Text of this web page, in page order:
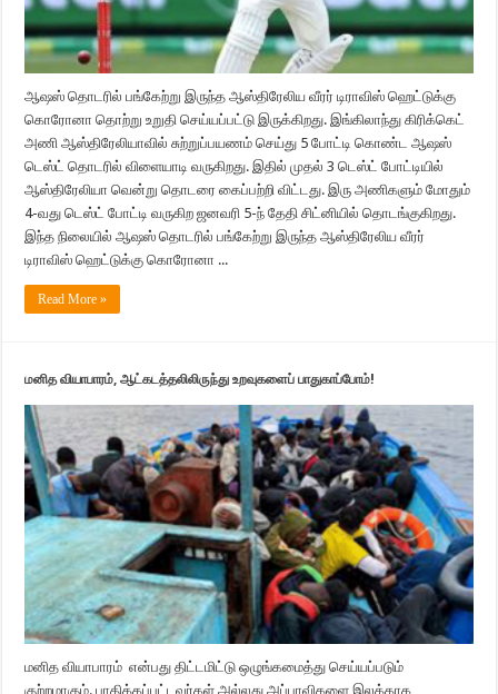
ஆ‌ஷஸ் தொடரில் பங்கேற்று இருந்த ஆஸ்திரேலிய வீரர் டிராவிஸ் ஹெட்டுக்கு
கொரோனா தொற்று உறுதி செய்யப்பட்டு இருக்கிறது. இங்கிலாந்து கிரிக்கெட்
அணி ஆஸ்திரேலியாவில் சுற்றுப்பயணம் செய்து 5 போட்டி கொண்ட ஆ‌ஷஸ்
டெஸ்ட் தொடரில் விளையாடி வருகிறது. இதில் முதல் 3 டெஸ்ட் போட்டியில்
ஆஸ்திரேலியா வென்று தொடரை கைப்பற்றி விட்டது. இரு அணிகளும் மோதும்
4-வது டெஸ்ட் போட்டி வருகிற ஜனவரி 5-ந் தேதி சிட்னியில் தொடங்குகிறது.
இந்த நிலையில் ஆ‌ஷஸ் தொடரில் பங்கேற்று இருந்த ஆஸ்திரேலிய வீரர்
டிராவிஸ் ஹெட்டுக்கு கொரோனா ...
Read More »
மனித வியாபாரம், ஆட்கடத்தலிலிருந்து உறவுகளைப் பாதுகாப்போம்!
மனித வியாபாரம் என்பது திட்டமிட்டு ஒழுங்கமைத்து செய்யப்படும்
குற்றமாகும். பாதிக்கப்பட்டவர்கள் அல்லது அப்பாவிகளை இலக்காக